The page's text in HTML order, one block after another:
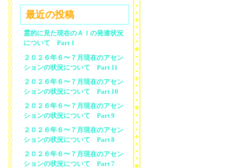
最近の投稿
霊的に見た現在のＡＩの発達状況
について Part 1
２０２６年６〜７月現在のアセン
ションの状況について Part 11
２０２６年６〜７月現在のアセン
ションの状況について Part 10
２０２６年６〜７月現在のアセン
ションの状況について Part 9
２０２６年６〜７月現在のアセン
ションの状況について Part 8
２０２６年６〜７月現在のアセン
ションの状況について Part 7